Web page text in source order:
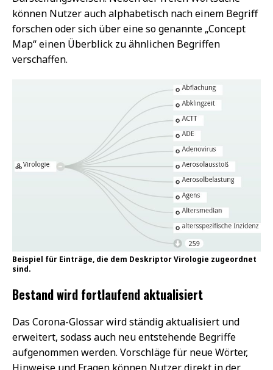
können Nutzer auch alphabetisch nach einem Begriff
forschen oder sich über eine so genannte „Concept
Map“ einen Überblick zu ähnlichen Begriffen
verschaffen.
Beispiel für Einträge, die dem Deskriptor Virologie zugeordnet
sind.
Bestand wird fortlaufend aktualisiert
Das Corona-Glossar wird ständig aktualisiert und
erweitert, sodass auch neu entstehende Begriffe
aufgenommen werden. Vorschläge für neue Wörter,
Hinweise und Fragen können Nutzer direkt in der